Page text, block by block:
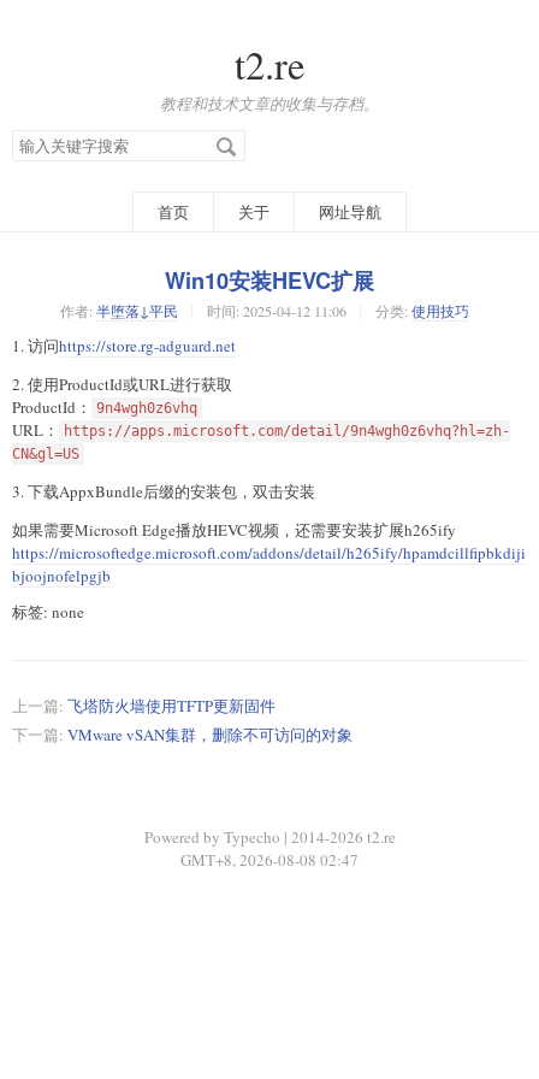
t2.re
教程和技术文章的收集与存档。
搜
索
首页 关于 网址导航
Win10安装HEVC扩展
作者: 半堕落↓平民 时间: 2025-04-12 11:06 分类: 使用技巧
1. 访问https://store.rg-adguard.net
2. 使用ProductId或URL进行获取
ProductId：
9n4wgh0z6vhq
URL：
https://apps.microsoft.com/detail/9n4wgh0z6vhq?hl=zh-
CN&gl=US
3. 下载AppxBundle后缀的安装包，双击安装
如果需要Microsoft Edge播放HEVC视频，还需要安装扩展h265ify
https://microsoftedge.microsoft.com/addons/detail/h265ify/hpamdcillfipbkdiji
bjoojnofelpgjb
标签: none
上一篇: 飞塔防火墙使用TFTP更新固件
下一篇: VMware vSAN集群，删除不可访问的对象
Powered by Typecho | 2014-2026 t2.re
GMT+8, 2026-08-08 02:47